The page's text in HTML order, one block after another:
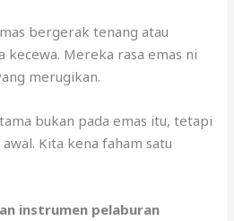
bergerak tenang atau
kecewa. Mereka rasa emas ni
merugikan.
bukan pada emas itu, tetapi
Kita kena faham satu
instrumen pelaburan